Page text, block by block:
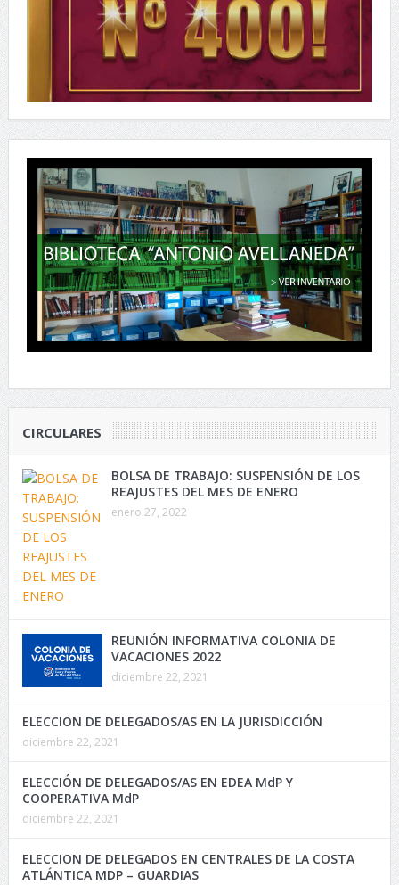
CIRCULARES
BOLSA DE TRABAJO: SUSPENSIÓN DE LOS
REAJUSTES DEL MES DE ENERO
enero 27, 2022
REUNIÓN INFORMATIVA COLONIA DE
VACACIONES 2022
diciembre 22, 2021
ELECCION DE DELEGADOS/AS EN LA JURISDICCIÓN
diciembre 22, 2021
ELECCIÓN DE DELEGADOS/AS EN EDEA MdP Y
COOPERATIVA MdP
diciembre 22, 2021
ELECCION DE DELEGADOS EN CENTRALES DE LA COSTA
ATLÁNTICA MDP – GUARDIAS